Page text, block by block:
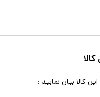
کالا بیان نمایید :